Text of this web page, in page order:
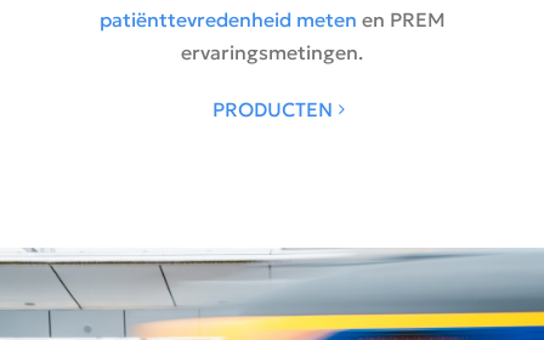
patiënttevredenheid meten en PREM
ervaringsmetingen.
PRODUCTEN